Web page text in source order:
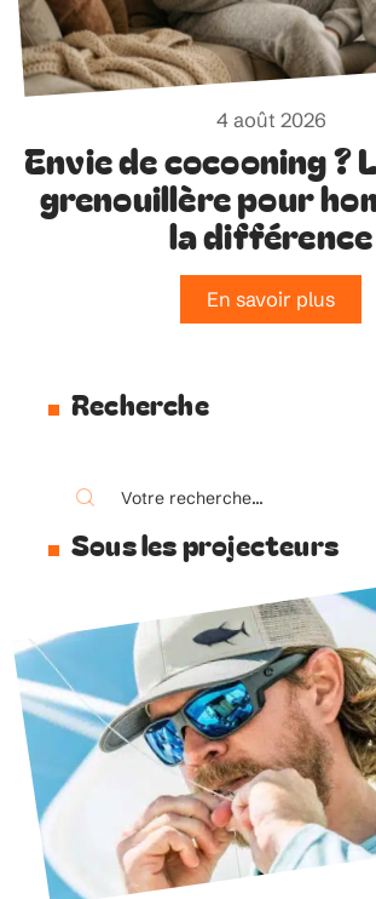
4 août 2026
Envie de cocooning ?
grenouillère pour
la différence
En savoir plus
Recherche
Sous les projecteurs